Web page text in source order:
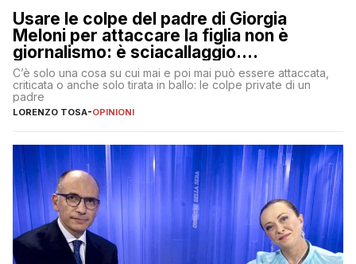
Usare le colpe del padre di Giorgia
Meloni per attaccare la figlia non è
giornalismo: è sciacallaggio.
Dimostriamo di essere diversi
C’è solo una cosa su cui mai e poi mai può essere attaccata,
criticata o anche solo tirata in ballo: le colpe private di un
padre
LORENZO TOSA-OPINIONI